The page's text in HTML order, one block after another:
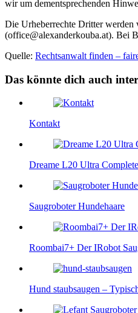
wir um dementsprechenden
Die Urheberrechte Dritter werden
(office@alexanderkouba.at). Bei
Quelle: Rechtsanwalt finden –
Das könnte dich auch
Kontakt
Dreame L20 Ultra Complete
Saugroboter Hundehaare
Roombai7+ Der IRobot
Hund staubsaugen –